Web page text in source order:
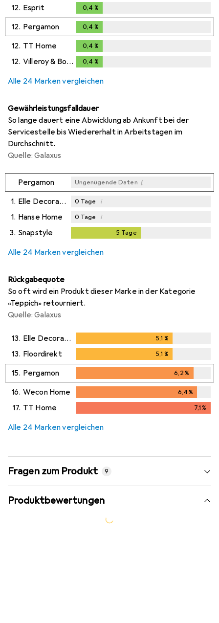
12. Esprit 0,4 %
12. Pergamon 0,4 %
12. TT Home 0,4 %
12. Villeroy & Boch 0,4 %
Alle 24 Marken vergleichen
Gewährleistungsfalldauer
So lange dauert eine Abwicklung ab Ankunft bei der
Servicestelle bis Wiedererhalt in Arbeitstagen im
Durchschnitt.
Quelle: Galaxus
Pergamon Ungenügende Daten i
1. Elle Decoration 0 Tage i
1. Hanse Home 0 Tage i
3. Snapstyle 5 Tage
i
Alle 24 Marken vergleichen
Rückgabequote
So oft wird ein Produkt dieser Marke in der Kategorie
«Teppich» retourniert.
Quelle: Galaxus
13. Elle Decoration 5,1 %
13. Floordirekt 5,1 %
15. Pergamon 6,2%
6,2%
16. Wecon Home 6,4%
6,4%
17. TT Home 7,1%
Alle 24 Marken vergleichen
Fragen zum Produkt 9
Produktbewertungen